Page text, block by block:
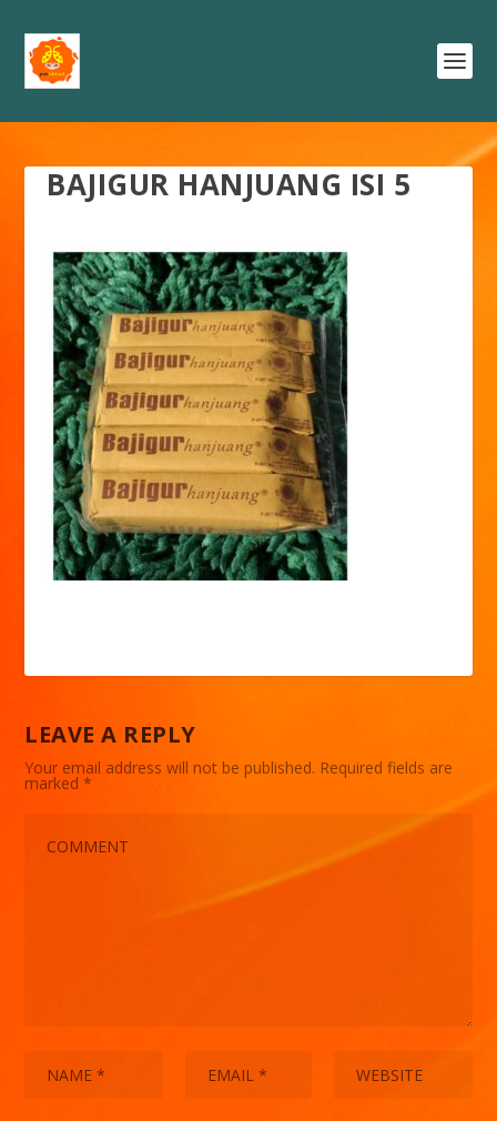
BAJIGUR HANJUANG ISI 5
LEAVE A REPLY
Your email address will not be published. Required fields are
marked*